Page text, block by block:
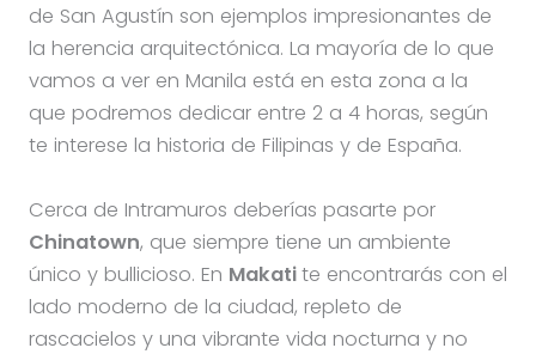
de San Agustín son ejemplos impresionantes de
la herencia arquitectónica. La mayoría de lo que
vamos a ver en Manila está en esta zona a la
que podremos dedicar entre 2 a 4 horas, según
te interese la historia de Filipinas y de España.
Cerca de Intramuros deberías pasarte por
Chinatown, que siempre tiene un ambiente
único y bullicioso. En Makatite encontrarás con el
lado moderno de la ciudad, repleto de
rascacielos y una vibrante vida nocturna y no